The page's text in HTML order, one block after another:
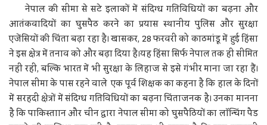
नेपाल की सीमा से सटे इलाकों में संदिग्ध गतिविधियों का बढ़ना और
आतंकवादियों का घुसपैठ करने का प्रयास स्थानीय पुलिस और सुरक्षा
एजेंसियों की चिंता बढ़ा रहा है। खासकर, 28 फरवरी को काठमांडू में हुई हिंसा
ने इस क्षेत्र में तनाव को और बढ़ा दिया है।यह हिंसा सिर्फ नेपाल तक ही सीमित
नहीं रही, बल्कि भारत में भी सुरक्षा के लिहाज से इसे गंभीर माना जा रहा हैं।
नेपाल सीमा के पास रहने वाले एक पूर्व शिक्षक का कहना है कि हाल के दिनों
में सरहदी क्षेत्रों में संदिग्ध गतिविधियों का बढ़ना चिंताजनक है। उनका मानना
है कि पाकिस्ताान और चीन द्वारा नेपाल सीमा को घुसपैठियों का लॉन्चिंग पैड